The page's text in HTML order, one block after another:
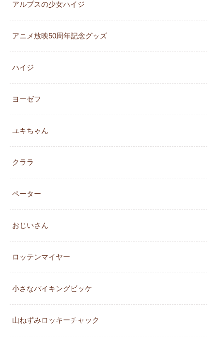
アルプスの少女ハイジ
アニメ放映50周年記念グッズ
ハイジ
ヨーゼフ
ユキちゃん
クララ
ペーター
おじいさん
ロッテンマイヤー
小さなバイキングビッケ
山ねずみロッキーチャック